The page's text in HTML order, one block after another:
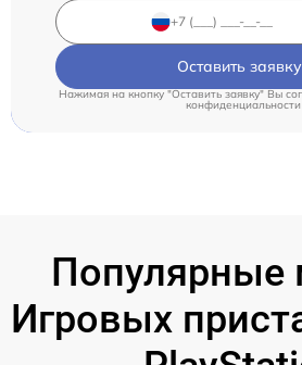
Оставить заявку
Нажимая на кнопку "Оставить заявку" Вы
конфиденциальности
Популярные
Игровых